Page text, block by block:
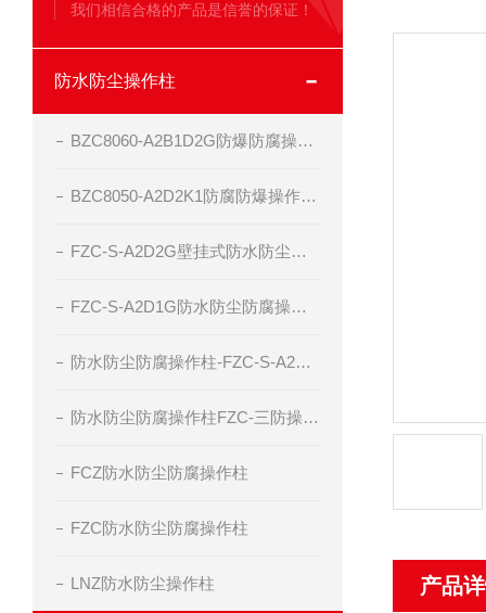
我们相信合格的产品是信誉的保证！
防水防尘操作柱
BZC8060-A2B1D2G防爆防腐操作柱生产厂家
BZC8050-A2D2K1防腐防爆操作柱-现场防爆操作箱
FZC-S-A2D2G壁挂式防水防尘防腐工程塑料操作柱
FZC-S-A2D1G防水防尘防腐操作柱三防操作柱
防水防尘防腐操作柱-FZC-S-A2D2G防水防尘防腐操作箱
防水防尘防腐操作柱FZC-三防操作箱-三防控制箱
FCZ防水防尘防腐操作柱
FZC防水防尘防腐操作柱
LNZ防水防尘操作柱 产品